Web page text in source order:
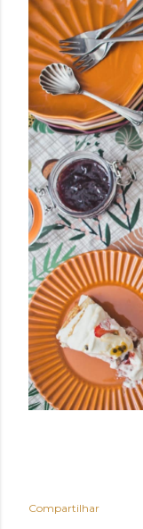
Compartilhar